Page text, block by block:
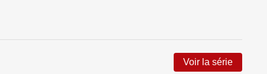
Voir la série